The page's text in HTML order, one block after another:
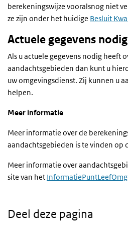
berekeningswijze vooralsnog niet
ze zijn onder het huidige Besluit
Actuele gegevens nodig
Als u actuele gegevens nodig heeft
aandachtsgebieden dan kunt u
uw omgevingsdienst. Zij kunnen u
helpen.
Meer informatie
Meer informatie over de
aandachtsgebieden is te vinden op
Meer informatie over
site van het
Deel deze pagina